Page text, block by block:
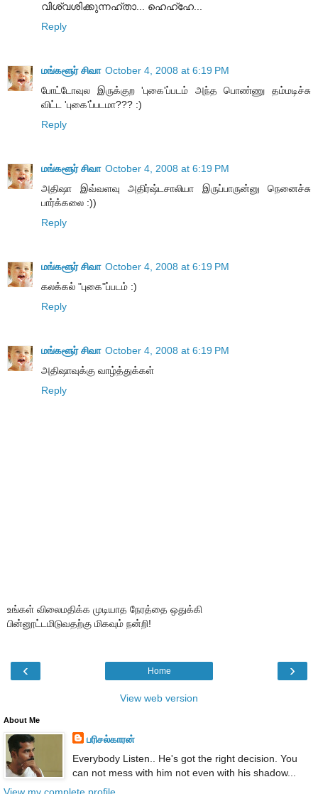
വിശ്വശിക്കുന്നഹ്താ... ഹെഹ്ഹേ...
Reply
மங்களூர் சிவா October 4, 2008 at 6:19 PM
போட்டோவுல இருக்குற 'புகை'ப்படம் அந்த பொண்ணு தம்மடிச்சு
விட்ட 'புகை'ப்படமா??? :)
Reply
மங்களூர் சிவா October 4, 2008 at 6:19 PM
அதிஷா இவ்வளவு அதிர்ஷ்டசாலியா இருப்பாருன்னு நெனைச்சு
பார்க்கலை :))
Reply
மங்களூர் சிவா October 4, 2008 at 6:19 PM
கலக்கல் "புகை"ப்படம் :)
Reply
மங்களூர் சிவா October 4, 2008 at 6:19 PM
அதிஷாவுக்கு வாழ்த்துக்கள்
Reply
உங்கள் விலைமதிக்க முடியாத நேரத்தை ஒதுக்கி
பின்னூட்டமிடுவதற்கு மிகவும் நன்றி!
‹ ›
Home
View web version
About Me
பரிசல்காரன்
Everybody Listen.. He's got the right decision. You
can not mess with him not even with his shadow...